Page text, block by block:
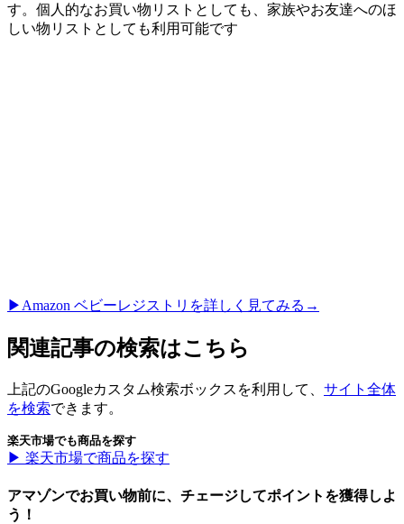
す。個人的なお買い物リストとしても、家族やお友達へのほ
しい物リストとしても利用可能です
▶︎Amazon ベビーレジストリを詳しく見てみる→
関連記事の検索はこちら
上記のGoogleカスタム検索ボックスを利用して、 サイト全体
を検索できます。
楽天市場でも商品を探す
▶︎ 楽天市場で商品を探す
アマゾンでお買い物前に、チェージしてポイントを獲得しよ
う！